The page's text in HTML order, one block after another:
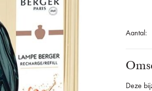
Aantal:
Deze